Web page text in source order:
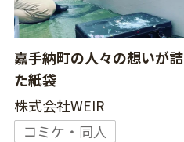
嘉手納町の人々の想いが
た紙袋
株式会社WEIR
コミケ・同人